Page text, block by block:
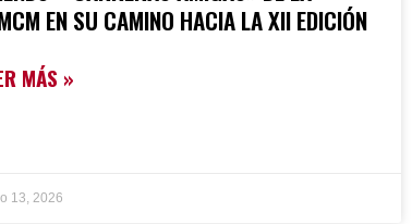
EN SU CAMINO HACIA LA XII EDICIÓN
MÁS »
13, 2026